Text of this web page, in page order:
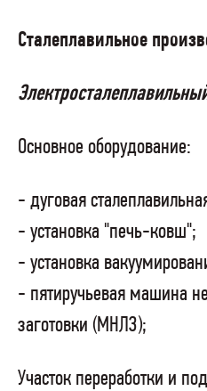
Сталеплавильное
Основное оборудование:
- дуговая
- установка "печь-ковш";
- установка
- пятиручьевая машина
заготовки (МНЛЗ);
Участок переработки и